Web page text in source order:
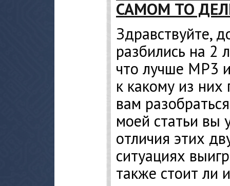
САМОМ ТО
Здравствуйте,
разбились на 2
что лучше MP3
к какому из них
вам
моей статьи вы
отличия этих
ситуациях
также стоит ли